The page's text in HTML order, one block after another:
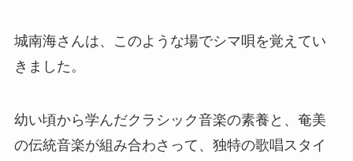
城南海さんは、このような場でシマ唄を覚えてい
きました。
幼い頃から学んだクラシック音楽の素養と、奄美
の伝統音楽が組み合わさって、独特の歌唱スタイ